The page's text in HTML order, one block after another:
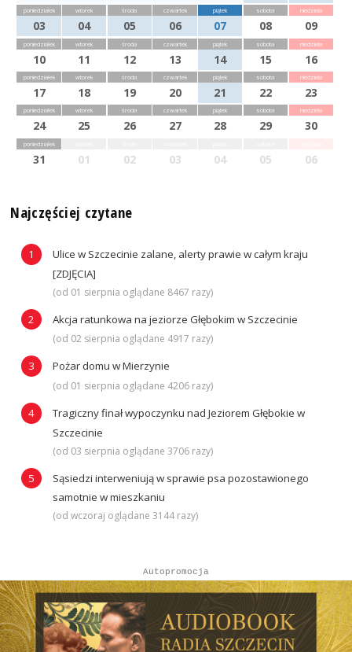
poniedziałek
03
wtorek
04
środa
05
czwartek
06
piątek
07
sobota
08
niedziela
09
poniedziałek
10
wtorek
11
środa
12
czwartek
13
piątek
14
sobota
15
niedziela
16
poniedziałek
17
wtorek
18
środa
19
czwartek
20
piątek
21
sobota
22
niedziela
23
poniedziałek
24
wtorek
25
środa
26
czwartek
27
piątek
28
sobota
29
niedziela
30
poniedziałek
31 01 02 03 04 05 06
Najczęściej czytane
Ulice w Szczecinie zalane, alerty prawie w całym kraju
[ZDJĘCIA]
(od 01 sierpnia oglądane 8467 razy)
Akcja ratunkowa na jeziorze Głębokim w Szczecinie
(od 02 sierpnia oglądane 4917 razy)
Pożar domu w Mierzynie
(od 01 sierpnia oglądane 4206 razy)
Tragiczny finał wypoczynku nad Jeziorem Głębokie w
Szczecinie
(od 03 sierpnia oglądane 3706 razy)
Sąsiedzi interweniują w sprawie psa pozostawionego
samotnie w mieszkaniu
(od wczoraj oglądane 3144 razy)
Autopromocja